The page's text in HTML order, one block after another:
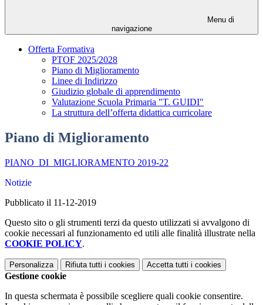
Menu di
navigazione
Offerta Formativa
PTOF 2025/2028
Piano di Miglioramento
Linee di Indirizzo
Giudizio globale di apprendimento
Valutazione Scuola Primaria "T. GUIDI"
La struttura dell’offerta didattica curricolare
Piano di Miglioramento
PIANO_DI_MIGLIORAMENTO 2019-22
Notizie
Pubblicato il 11-12-2019
Questo sito o gli strumenti terzi da questo utilizzati si avvalgono di
cookie necessari al funzionamento ed utili alle finalità illustrate nella
COOKIE POLICY.
Personalizza Rifiuta tutti i cookies Accetta tutti i cookies
Gestione cookie
In questa schermata è possibile scegliere quali cookie consentire.